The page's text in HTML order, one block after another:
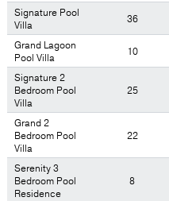
Signature Pool
Villa
36
Grand Lagoon
Pool Villa
10
Signature 2
Bedroom Pool
Villa
25
Grand 2
Bedroom Pool
Villa
22
Serenity 3
Bedroom Pool
Residence
8